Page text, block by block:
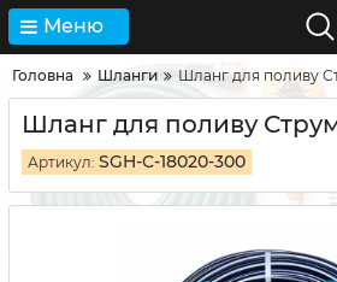
Меню
Головна Шланги Шланг для поливу
Шланг для поливу
Артикул: SGH-С-18020-300